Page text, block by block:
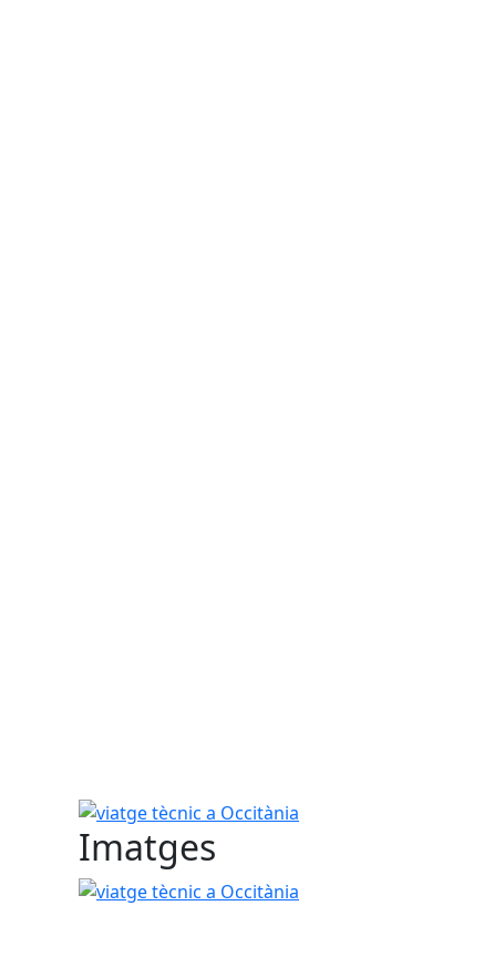
viatge tècnic a Occitània
Imatges
viatge tècnic a Occitània